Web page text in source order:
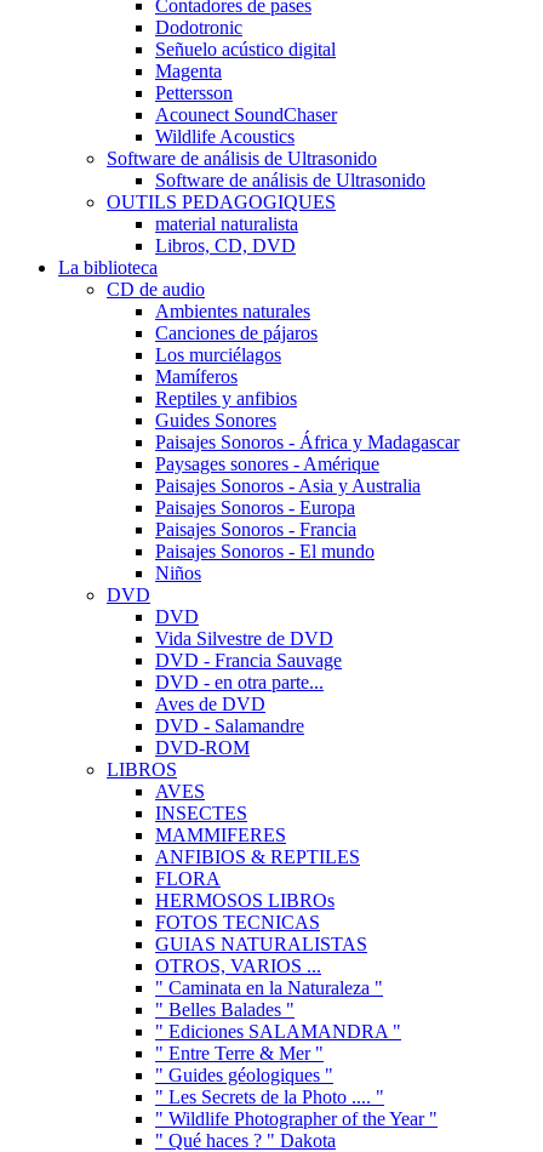
Contadores de pases
Dodotronic
Señuelo acústico digital
Magenta
Pettersson
Acounect SoundChaser
Wildlife Acoustics
Software de análisis de Ultrasonido
Software de análisis de Ultrasonido
OUTILS PEDAGOGIQUES
material naturalista
Libros, CD, DVD
La biblioteca
CD de audio
Ambientes naturales
Canciones de pájaros
Los murciélagos
Mamíferos
Reptiles y anfibios
Guides Sonores
Paisajes Sonoros - África y Madagascar
Paysages sonores - Amérique
Paisajes Sonoros - Asia y Australia
Paisajes Sonoros - Europa
Paisajes Sonoros - Francia
Paisajes Sonoros - El mundo
Niños
DVD
DVD
Vida Silvestre de DVD
DVD - Francia Sauvage
DVD - en otra parte...
Aves de DVD
DVD - Salamandre
DVD-ROM
LIBROS
AVES
INSECTES
MAMMIFERES
ANFIBIOS & REPTILES
FLORA
HERMOSOS LIBROs
FOTOS TECNICAS
GUIAS NATURALISTAS
OTROS, VARIOS ...
" Caminata en la Naturaleza "
" Belles Balades "
" Ediciones SALAMANDRA "
" Entre Terre & Mer "
" Guides géologiques "
" Les Secrets de la Photo .... "
" Wildlife Photographer of the Year "
" Qué haces ? " Dakota